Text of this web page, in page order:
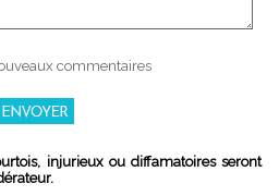
commentaires
injurieux ou diffamatoires seront